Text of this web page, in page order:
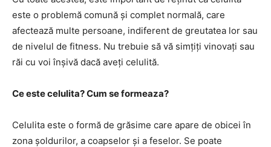
este o problemă comună și complet normală, care
afectează multe persoane, indiferent de greutatea lor sau
de nivelul de fitness. Nu trebuie să vă simțiți vinovați sau
răi cu voi înșivă dacă aveți celulită.
Ce este celulita? Cum se formeaza?
Celulita este o formă de grăsime care apare de obicei în
zona șoldurilor, a coapselor și a feselor. Se poate